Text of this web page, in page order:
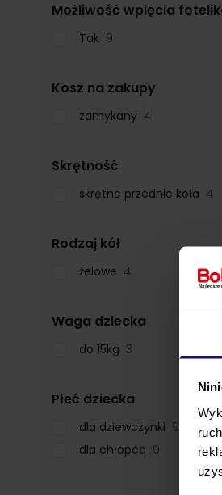
Możliwość wpięcia
Tak 9
Kosz na zakupy
zamykany 4
Skrętność
skrętne przednie koła 4
Rodzaj kółfilter
żelowe 4
Waga dziecka
do 15kg 3
Płeć dziecka
dla dziewczynki 9
dla chłopca 9